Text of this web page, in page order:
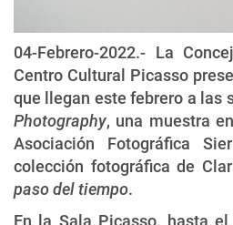
04-Febrero-2022.- La
Centro Cultural Picasso
que llegan este febrero a las
Photography, una muestra
Asociación Fotográfica
colección fotográfica de
paso del tiempo.
En la Sala Picasso, hasta